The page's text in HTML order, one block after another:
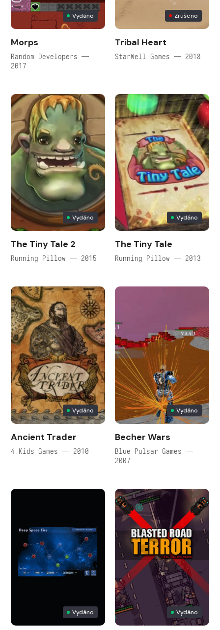
Vydáno
Morps
Random Developers —
2017
Zrušeno
Tribal Heart
StarWell Games — 2018
Vydáno
The Tiny Tale 2
Running Pillow — 2015
Vydáno
The Tiny Tale
Running Pillow — 2013
Vydáno
Ancient Trader
4 Kids Games — 2010
Vydáno
Becher Wars
Blue Pulsar Games —
2007
Vydáno Vydáno